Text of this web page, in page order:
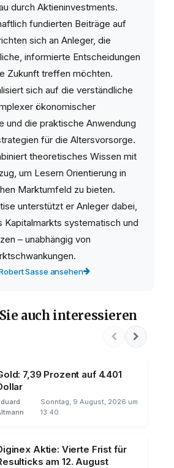
durch Aktieninvestments.
fundierten Beiträge auf
sich an Anleger, die
informierte Entscheidungen
Zukunft treffen möchten.
sich auf die verständliche
ökonomischer
und die praktische Anwendung
für die Altersvorsorge.
theoretisches Wissen mit
um Lesern Orientierung in
Marktumfeld zu bieten.
unterstützt er Anleger dabei,
Kapitalmarkts systematisch und
– unabhängig von
Sasse ansehen
auch interessieren
7,39 Prozent auf 4.401
Sonntag, 9 August, 2026 um
13:40
Aktie: Vierte Frist für
am 12. August